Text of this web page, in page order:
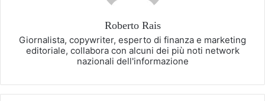
Roberto Rais
Giornalista, copywriter, esperto di finanza e marketing
editoriale, collabora con alcuni dei più noti network
nazionali dell'informazione